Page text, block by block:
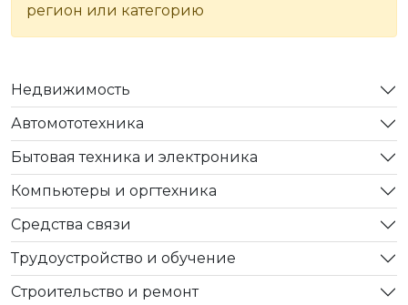
регион или категорию
Недвижимость
Автомототехника
Бытовая техника и электроника
Компьютеры и оргтехника
Средства связи
Трудоустройство и обучение
Строительство и ремонт